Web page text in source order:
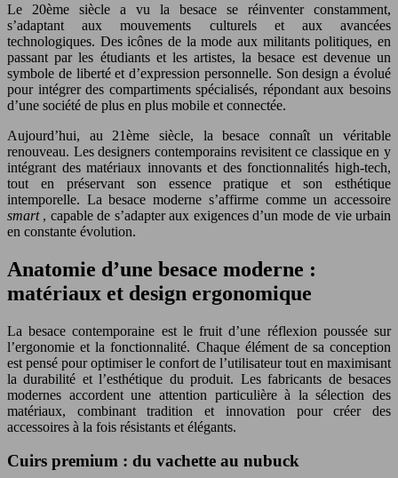
Le 20ème siècle a vu la besace se réinventer constamment,
s’adaptant aux mouvements culturels et aux avancées
technologiques. Des icônes de la mode aux militants politiques, en
passant par les étudiants et les artistes, la besace est devenue un
symbole de liberté et d’expression personnelle. Son design a évolué
pour intégrer des compartiments spécialisés, répondant aux besoins
d’une société de plus en plus mobile et connectée.
Aujourd’hui, au 21ème siècle, la besace connaît un véritable
renouveau. Les designers contemporains revisitent ce classique en y
intégrant des matériaux innovants et des fonctionnalités high-tech,
tout en préservant son essence pratique et son esthétique
intemporelle. La besace moderne s’affirme comme un accessoire
smart , capable de s’adapter aux exigences d’un mode de vie urbain
en constante évolution.
Anatomie d’une besace moderne :
matériaux et design ergonomique
La besace contemporaine est le fruit d’une réflexion poussée sur
l’ergonomie et la fonctionnalité. Chaque élément de sa conception
est pensé pour optimiser le confort de l’utilisateur tout en maximisant
la durabilité et l’esthétique du produit. Les fabricants de besaces
modernes accordent une attention particulière à la sélection des
matériaux, combinant tradition et innovation pour créer des
accessoires à la fois résistants et élégants.
Cuirs premium : du vachette au nubuck